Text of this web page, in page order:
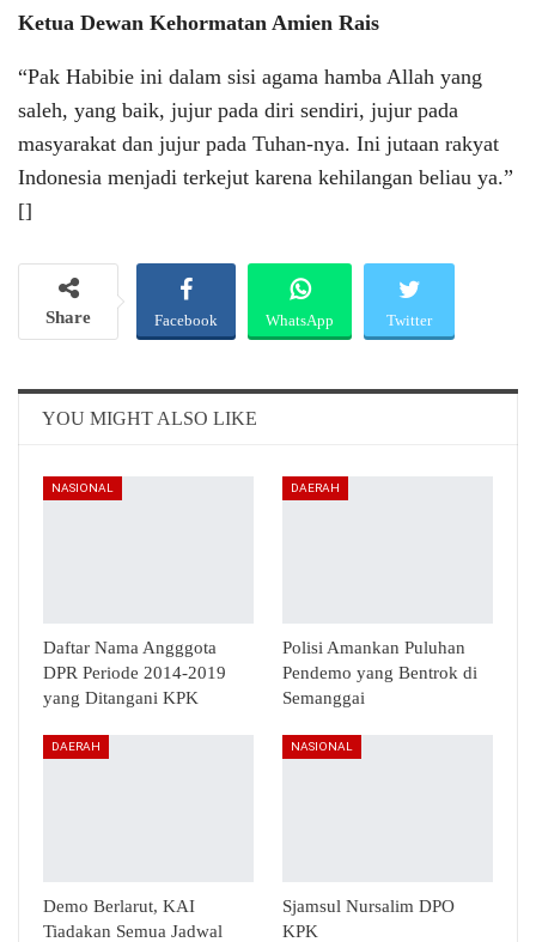
Ketua Dewan Kehormatan Amien Rais
“Pak Habibie ini dalam sisi agama hamba Allah yang
saleh, yang baik, jujur pada diri sendiri, jujur pada
masyarakat dan jujur pada Tuhan-nya. Ini jutaan rakyat
Indonesia menjadi terkejut karena kehilangan beliau ya.”
[]
Share Facebook WhatsApp Twitter
YOU MIGHT ALSO LIKE
NASIONAL
Daftar Nama Angggota
DPR Periode 2014-2019
yang Ditangani KPK
DAERAH
Polisi Amankan Puluhan
Pendemo yang Bentrok di
Semanggai
DAERAH
Demo Berlarut, KAI
Tiadakan Semua Jadwal
NASIONAL
Sjamsul Nursalim DPO
KPK